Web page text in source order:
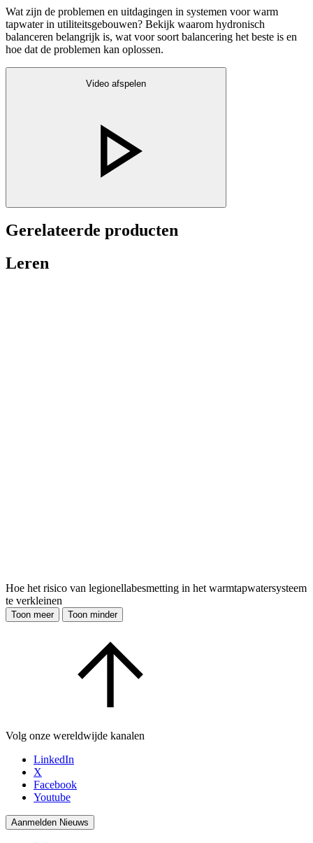
Wat zijn de problemen en uitdagingen in systemen voor warm
tapwater in utiliteitsgebouwen? Bekijk waarom hydronisch
balanceren belangrijk is, wat voor soort balancering het beste is en
hoe dat de problemen kan oplossen.
Video afspelen
Gerelateerde producten
Leren
Hoe het risico van legionellabesmetting in het warmtapwatersysteem
te verkleinen
Toon meer Toon minder
Volg onze wereldwijde kanalen
LinkedIn
X
Facebook
Youtube
Aanmelden Nieuws